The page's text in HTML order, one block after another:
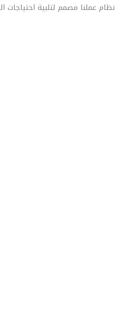
نظام عملنا مصمم لتلبية احتياجات